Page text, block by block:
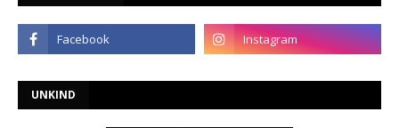
UNKIND